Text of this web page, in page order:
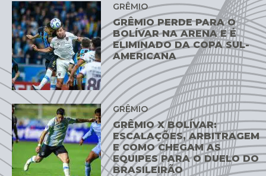
GRÊMIO
GRÊMIO PERDE PARA O
BOLÍVAR NA ARENA E É
ELIMINADO DA COPA SUL-
AMERICANA
GRÊMIO
GRÊMIO X BOLÍVAR:
ESCALAÇÕES, ARBITRAGEM
E COMO CHEGAM AS
EQUIPES PARA O DUELO DO
BRASILEIRÃO